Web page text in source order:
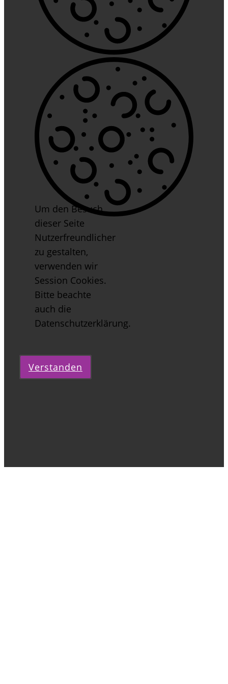
Um den Besuch
dieser Seite
Nutzerfreundlicher
zu gestalten,
verwenden wir
Session Cookies.
Bitte beachte
auch die
Datenschutzerklärung.
Verstanden